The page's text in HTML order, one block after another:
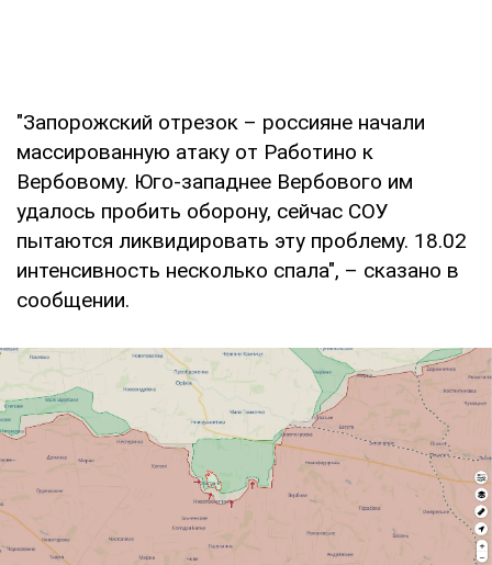
"Запорожский отрезок – россияне начали
массированную атаку от Работино к
Вербовому. Юго-западнее Вербового им
удалось пробить оборону, сейчас СОУ
пытаются ликвидировать эту проблему. 18.02
интенсивность несколько спала", – сказано в
сообщении.